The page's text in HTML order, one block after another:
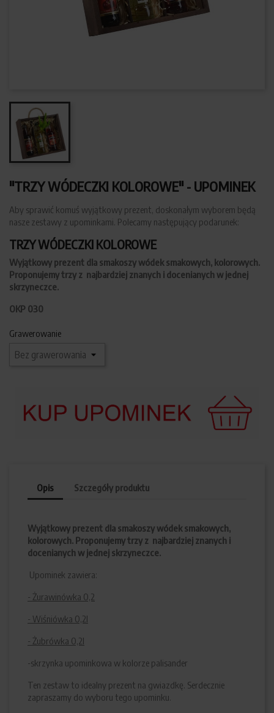
"TRZY WÓDECZKI KOLOROWE" - UPOMINEK
Aby sprawić komuś wyjątkowy prezent, doskonałym wyborem będą
nasze zestawy z upominkami. Polecamy następujący podarunek:
TRZY WÓDECZKI KOLOROWE
Wyjątkowy prezent dla smakoszy wódek smakowych, kolorowych.
Proponujemy trzy z najbardziej znanych i docenianych w jednej
skrzyneczce.
OKP 030
Grawerowanie
Opis Szczegóły produktu
Wyjątkowy prezent dla smakoszy wódek smakowych,
kolorowych. Proponujemy trzy z najbardziej znanych i
docenianych w jednej skrzyneczce.
Upominek zawiera:
- Żurawinówka 0,2
- Wiśniówka 0,2l
- Żubrówka 0,2l
-skrzynka upominkowa w kolorze palisander
Ten zestaw to idealny prezent na gwiazdkę. Serdecznie
zapraszamy do wyboru tego upominku.